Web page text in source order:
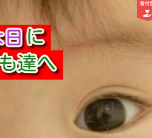
ゲーム・サービス開発
書籍・雑誌出版